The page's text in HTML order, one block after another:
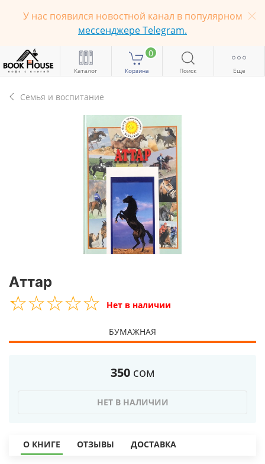
У нас появился новостной канал в популярном
мессенджере Telegram.
Каталог
0
Корзина Поиск Еще
Семья и воспитание
Аттар
☆☆☆☆☆
★★★★★ Нет в наличии
БУМАЖНАЯ
350 сом
НЕТ В НАЛИЧИИ
О КНИГЕ ОТЗЫВЫ ДОСТАВКА